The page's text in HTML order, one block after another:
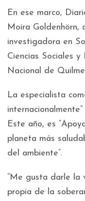
En ese marco,
Moira Goldenhörn,
investigadora en
Ciencias Sociales
Nacional de
La especialista
Este año, es
planeta más
del ambiente”.
“Me gusta darle la
propia de la